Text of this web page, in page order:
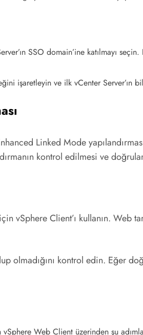
SSO domain’ine katılmayı
işaretleyin ve ilk vCenter Server’ın
Linked Mode
kontrol edilmesi ve
vSphere Client’ı kullanın.
olmadığını kontrol edin. Eğer
vSphere Web Client üzerinden şu